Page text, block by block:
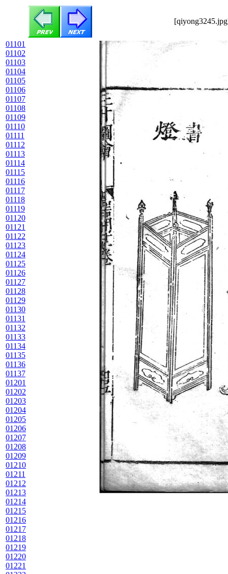
01101
01102
01103
01104
01105
01106
01107
01108
01109
01110
01111
01112
01113
01114
01115
01116
01117
01118
01119
01120
01121
01122
01123
01124
01125
01126
01127
01128
01129
01130
01131
01132
01133
01134
01135
01136
01137
01201
01202
01203
01204
01205
01206
01207
01208
01209
01210
01211
01212
01213
01214
01215
01216
01217
01218
01219
01220
01221